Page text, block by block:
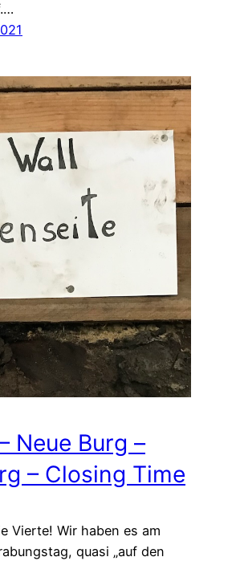
Neue Burg –
– Closing Time
Vierte! Wir haben es am
quasi „auf den